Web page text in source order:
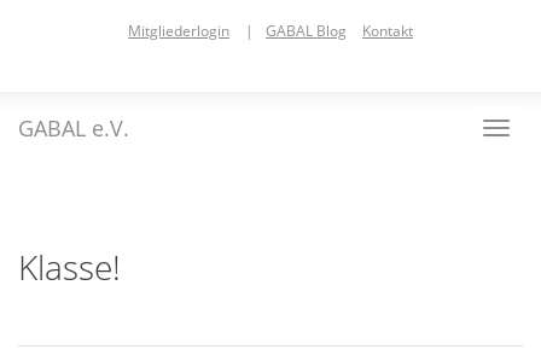
Mitgliederlogin | GABAL Blog Kontakt
GABAL e.V.
Klasse!